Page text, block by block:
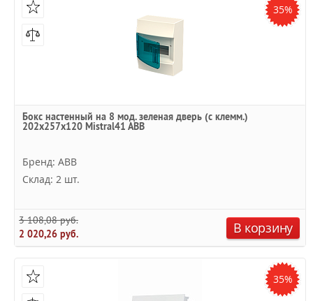
35%
Бокс настенный на 8 мод. зеленая дверь (с клемм.)
202х257х120 Mistral41 ABB
Бренд: ABB
Склад: 2 шт.
3 108,08 руб.
2 020,26 руб.
В корзину
35%